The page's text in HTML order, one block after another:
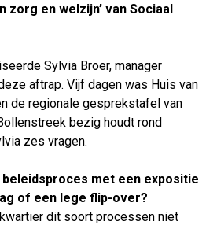
zorg en welzijn’ van Sociaal
Sylvia Broer, manager
aftrap. Vijf dagen was Huis van
de regionale gesprekstafel van
bezig houdt rond
zes vragen.
beleidsproces met een expositie
of een lege flip-over?
dit soort processen niet